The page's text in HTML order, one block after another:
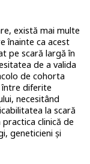
există mai multe
înainte ca acest
pe scară largă în
de a valida
de cohorta
între diferite
necesitând
la scară
clinică de
geneticieni și